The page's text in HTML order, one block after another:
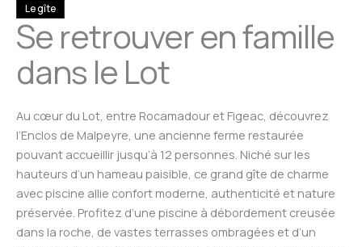
Le gîte
Se retrouver en famille
dans le Lot
Au cœur du Lot, entre Rocamadour et Figeac, découvrez
l’Enclos de Malpeyre, une ancienne ferme restaurée
pouvant accueillir jusqu’à 12 personnes. Niché sur les
hauteurs d’un hameau paisible, ce grand gîte de charme
avec piscine allie confort moderne, authenticité et nature
préservée. Profitez d’une piscine à débordement creusée
dans la roche, de vastes terrasses ombragées et d’un